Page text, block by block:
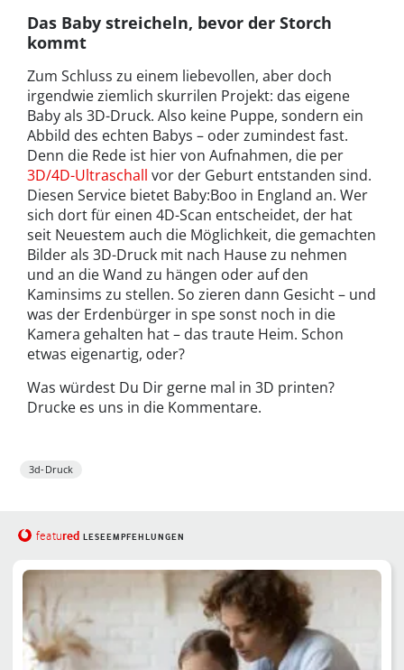
Das Baby streicheln, bevor der Storch
kommt
Zum Schluss zu einem liebevollen, aber doch
irgendwie ziemlich skurrilen Projekt: das eigene
Baby als 3D-Druck. Also keine Puppe, sondern ein
Abbild des echten Babys – oder zumindest fast.
Denn die Rede ist hier von Aufnahmen, die per
3D/4D-Ultraschall vor der Geburt entstanden sind.
Diesen Service bietet Baby:Boo in England an. Wer
sich dort für einen 4D-Scan entscheidet, der hat
seit Neuestem auch die Möglichkeit, die gemachten
Bilder als 3D-Druck mit nach Hause zu nehmen
und an die Wand zu hängen oder auf den
Kaminsims zu stellen. So zieren dann Gesicht – und
was der Erdenbürger in spe sonst noch in die
Kamera gehalten hat – das traute Heim. Schon
etwas eigenartig, oder?
Was würdest Du Dir gerne mal in 3D printen?
Drucke es uns in die Kommentare.
3d-Druck
featured LESEEMPFEHLUNGEN